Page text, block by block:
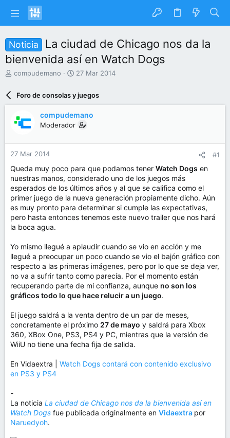
Noticia
La ciudad de Chicago nos da la
bienvenida así en Watch Dogs
I
a
r
d
e
l
t
e
m
a
compudemano
F
c
h
d
e
n
i
o
27 Mar 2014
Foro de consolas y juegos
compudemano
Moderador
27 Mar 2014 #1
Queda muy poco para que podamos tener Watch Dogs en
nuestras manos, considerado uno de los juegos más
esperados de los últimos años y al que se califica como el
primer juego de la nueva generación propiamente dicho. Aún
es muy pronto para determinar si cumple las expectativas,
pero hasta entonces tenemos este nuevo trailer que nos hará
la boca agua.
Yo mismo llegué a aplaudir cuando se vio en acción y me
llegué a preocupar un poco cuando se vio el bajón gráfico con
respecto a las primeras imágenes, pero por lo que se deja ver,
no va a sufrir tanto como parecía. Por el momento están
recuperando parte de mi confianza, aunque no son los
gráficos todo lo que hace relucir a un juego.
El juego saldrá a la venta dentro de un par de meses,
concretamente el próximo 27 de mayo y saldrá para Xbox
360, XBox One, PS3, PS4 y PC, mientras que la versión de
WiiU no tiene una fecha fija de salida.
En Vidaextra | Watch Dogs contará con contenido exclusivo
en PS3 y PS4
-
La noticia La ciudad de Chicago nos da la bienvenida así en
Watch Dogs fue publicada originalmente en Vidaextra por
Naruedyoh.